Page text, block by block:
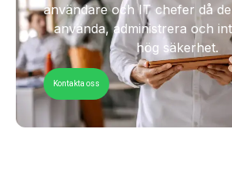
användare och IT chefer då
använda, administrera och
hög säkerhet.
Kontakta oss